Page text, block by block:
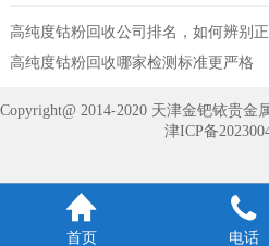
高纯度钴粉回收公司排名，如何辨别
高纯度钴粉回收哪家检测标准更严格
Copyright@ 2014-2020 天津金钯铱贵金
津ICP备

首页

电话